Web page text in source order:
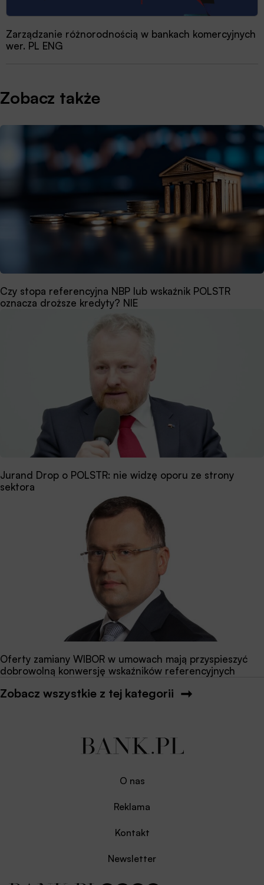
Zarządzanie różnorodnością w bankach komercyjnych
wer. PL ENG
Zobacz także
Czy stopa referencyjna NBP lub wskaźnik POLSTR
oznacza droższe kredyty? NIE
Jurand Drop o POLSTR: nie widzę oporu ze strony
sektora
Oferty zamiany WIBOR w umowach mają przyspieszyć
dobrowolną konwersję wskaźników referencyjnych
Zobacz wszystkie z tej kategorii
O nas
Reklama
Kontakt
Newsletter